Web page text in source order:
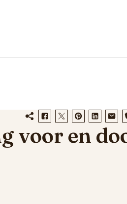
voor en